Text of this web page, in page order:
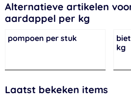
Alternatieve artikelen
aardappel per kg
pompoen per stuk
Prijs niet zichtbaar
kg
Laatst bekeken items